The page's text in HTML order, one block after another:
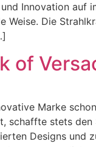
Innovation auf
Weise. Die
of
Marke
schaffte stets den
Designs und